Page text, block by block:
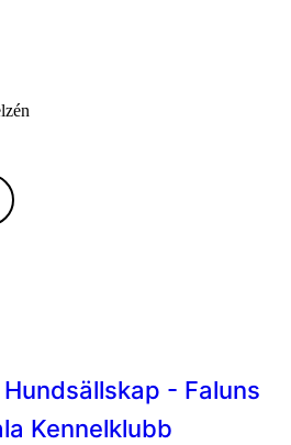
Hundsällskap - Faluns
Kennelklubb